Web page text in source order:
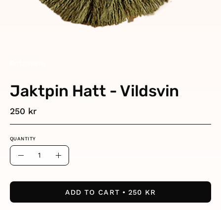
Jaktpin Hatt - Vildsvin
250 kr
QUANTITY
Quantity
Decrease Increase
ADD TO CART 250 KR